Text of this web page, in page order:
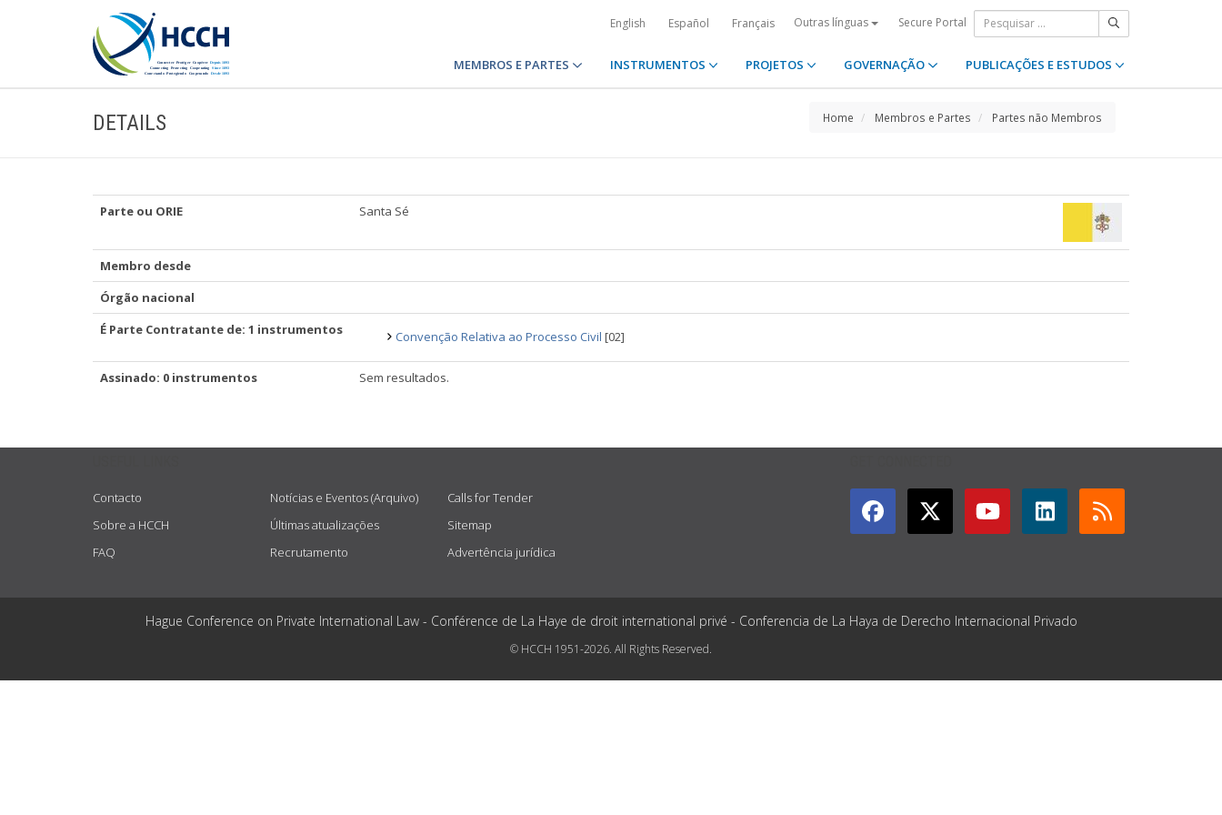
English Español Français Outras línguas Secure Portal
MEMBROS E PARTES INSTRUMENTOS PROJETOS GOVERNAÇÃO PUBLICAÇÕES E ESTUDOS
DETAILS Home Membros e Partes Partes não Membros
Parte ou ORIE Santa Sé
Membro desde
Órgão nacional
É Parte Contratante de: 1 instrumentos
Convenção Relativa ao Processo Civil [02]
Assinado: 0 instrumentos Sem resultados.
Contacto
Sobre a HCCH
FAQ
Notícias e Eventos (Arquivo)
Últimas atualizações
Recrutamento
Calls for Tender
Sitemap
Advertência jurídica
Hague Conference on Private International Law - Conférence de La Haye de droit international privé - Conferencia de La Haya de Derecho Internacional Privado
© HCCH 1951-2026. All Rights Reserved.